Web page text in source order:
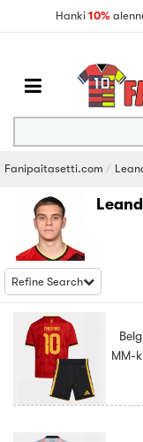
Hanki 10%
Fanipaitasetti.com
Refine Search
MM-